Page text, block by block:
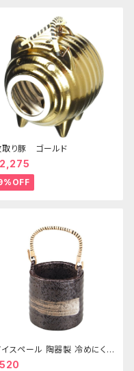
取り豚 ゴールド
イスペール 陶器製 冷めにくい
重構造 860ml